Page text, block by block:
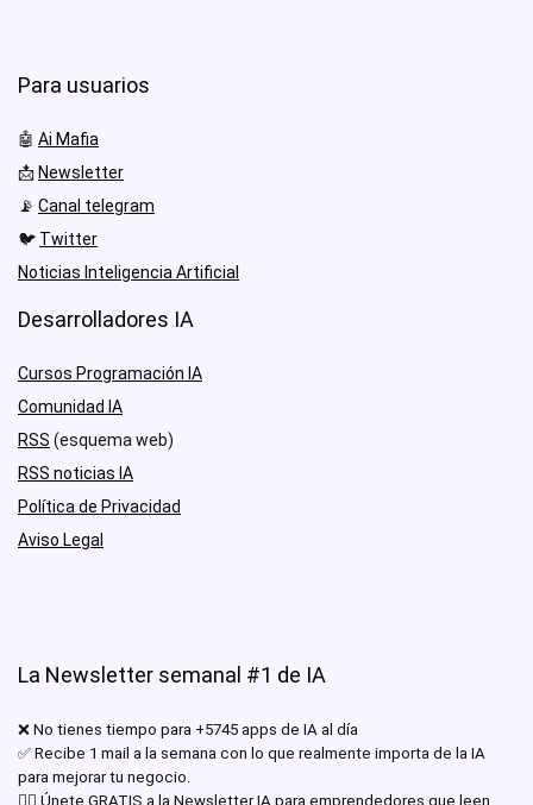
Para usuarios
🤖 Ai Mafia
📩 Newsletter
📡 Canal telegram
🐦 Twitter
Noticias Inteligencia Artificial
Desarrolladores IA
Cursos Programación IA
Comunidad IA
RSS (esquema web)
RSS noticias IA
Política de Privacidad
Aviso Legal
La Newsletter semanal #1 de IA
❌ No tienes tiempo para +5745 apps de IA al día
✅ Recibe 1 mail a la semana con lo que realmente importa de la IA
para mejorar tu negocio.
✊🏾 Únete GRATIS a la Newsletter IA para emprendedores que leen